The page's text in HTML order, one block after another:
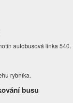
autobusová linka 540.
rybníka.
busu